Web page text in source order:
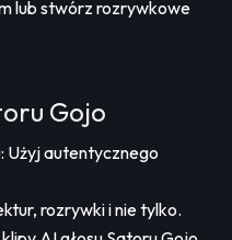
lub stwórz rozrywkowe
Gojo
Użyj autentycznego
rozrywki i nie tylko.